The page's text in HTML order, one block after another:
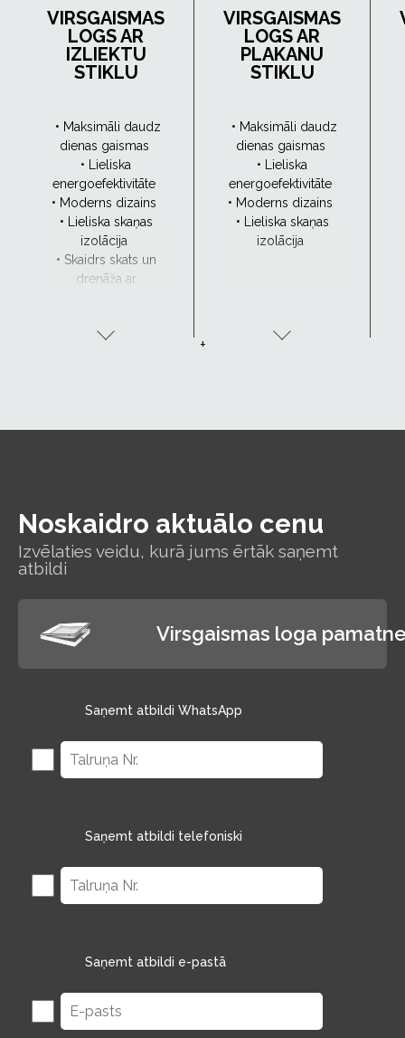
VIRSGAISMAS
LOGS AR
IZLIEKTU
STIKLU
• Maksimāli daudz
dienas gaismas
• Lieliska
energoefektivitāte
• Moderns dizains
• Lieliska skaņas
izolācija
• Skaidrs skats un
drenāža ar
VIRSGAISMAS
LOGS AR
PLAKANU
STIKLU
• Maksimāli daudz
dienas gaismas
• Lieliska
energoefektivitāte
• Moderns dizains
• Lieliska skaņas
izolācija
+
Noskaidro aktuālo cenu
Izvēlaties veidu, kurā jums ērtāk saņemt
atbildi
Virsgaismas loga
Saņemt atbildi WhatsApp
Saņemt atbildi telefoniski
Saņemt atbildi e-pastā